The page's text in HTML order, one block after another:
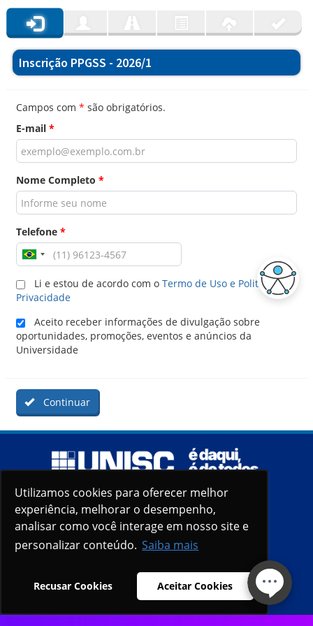
Utilizamos cookies para oferecer melhor
experiência, melhorar o desempenho,
analisar como você interage em nosso site e
personalizar conteúdo. Saiba mais
Recusar Cookies Aceitar Cookies
Utilizamos cookies para oferecer melhor
experiência, melhorar o desempenho,
analisar como você interage em nosso site e
personalizar conteúdo. Saiba mais
Recusar Cookies Aceitar Cookies
Inscrição PPGSS - 2026/1
Campos com * são obrigatórios.
E-mail *
Nome Completo *
Telefone *
Li e estou de acordo com o Termo de Uso e Politica de
Privacidade
Aceito receber informações de divulgação sobre
oportunidades, promoções, eventos e anúncios da
Universidade
Continuar